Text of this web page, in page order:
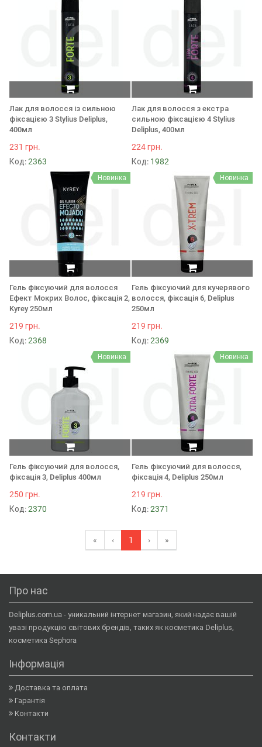
Лак для волосся із сильною
фіксацією 3 Stylius Deliplus,
400мл
231 грн.
Код:2363
Лак для волосся з екстра
сильною фіксацією 4 Stylius
Deliplus, 400мл
224 грн.
Код: 1982
Новинка
Гель фіксуючий для волосся
Ефект Мокрих Волос, фіксація 2,
Kyrey 250мл
219 грн.
Код:2368
Новинка
Гель фіксуючий для кучерявого
волосся, фіксація 6, Deliplus
250мл
219 грн.
Код:2369
Новинка
Гель фіксуючий для волосся,
фіксація 3, Deliplus 400мл
250 грн.
Код:2370
Новинка
Гель фіксуючий для волосся,
фіксація 4, Deliplus 250мл
219 грн.
Код:2371
« ‹ 1 › »
Про нас
Deliplus.com.ua - уникальний інтернет магазин, який надає вашій
увазі продукцію світових брендів, таких як косметика Deliplus,
косметика Sephora
Інформація
Доставка та оплата
Гарантія
Контакти
Контакти